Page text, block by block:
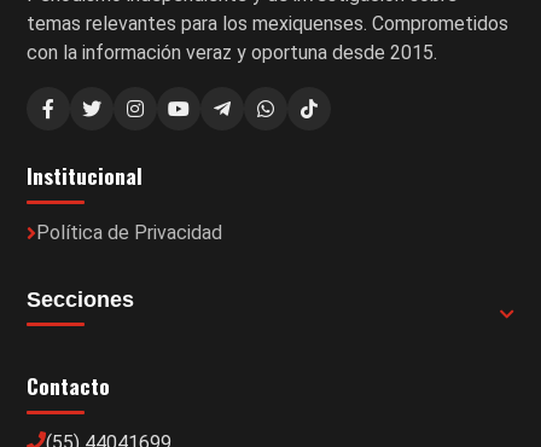
temas relevantes para los mexiquenses. Comprometidos
con la información veraz y oportuna desde 2015.
Institucional
Política de Privacidad
Secciones
Contacto